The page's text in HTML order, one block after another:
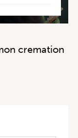
cremation